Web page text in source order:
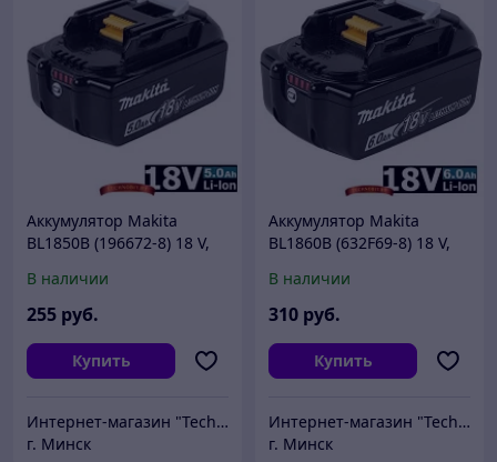
Аккумулятор Makita
BL1850B (196672-8) 18 V,
заряда
В наличии
255 руб.
Купить
Интернет-магазин "Technobit"
г. Минск
Аккумулятор Makita
BL1860B (632F69-8) 18 V,
заряда
В наличии
310 руб.
Купить
Интернет-магазин "Technobit"
г. Минск